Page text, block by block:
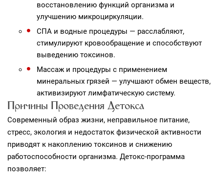
восстановлению функций организма и
улучшению микроциркуляции.
СПА и водные процедуры — расслабляют,
стимулируют кровообращение и способствуют
выведению токсинов.
Массаж и процедуры с применением
минеральных грязей — улучшают обмен веществ,
активизируют лимфатическую систему.
Причины Проведения Детокса
Современный образ жизни, неправильное питание,
стресс, экология и недостаток физической активности
приводят к накоплению токсинов и снижению
работоспособности организма. Детокс‑программа
позволяет: